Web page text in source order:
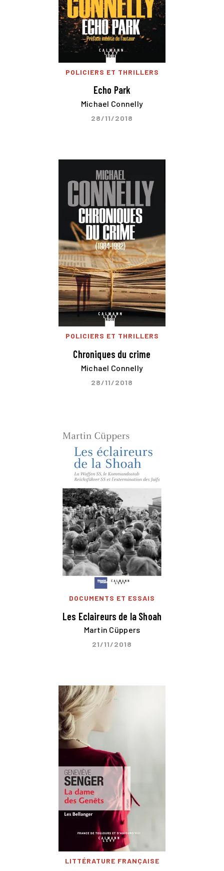
POLICIERS ET THRILLERS
Echo Park
Michael Connelly
28/11/2018
POLICIERS ET THRILLERS
Chroniques du crime
Michael Connelly
28/11/2018
DOCUMENTS ET ESSAIS
Les Eclaireurs de la Shoah
Martin Cüppers
21/11/2018
LITTÉRATURE FRANÇAISE